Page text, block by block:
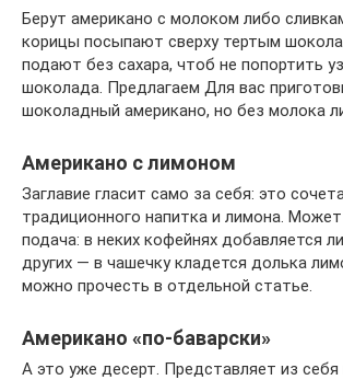
Берут американо с молоком либо
корицы посыпают сверху тертым
подают без сахара, чтоб не попортить
шоколада. Предлагаем Для вас
шоколадный американо, но без молока
Американо с лимоном
Заглавие гласит само за себя: это
традиционного напитка и лимона. Может
подача: в неких кофейнях добавляется
других — в чашечку кладется долька
можно прочесть в отдельной статье.
Американо «по-баварски»
А это уже десерт. Представляет из